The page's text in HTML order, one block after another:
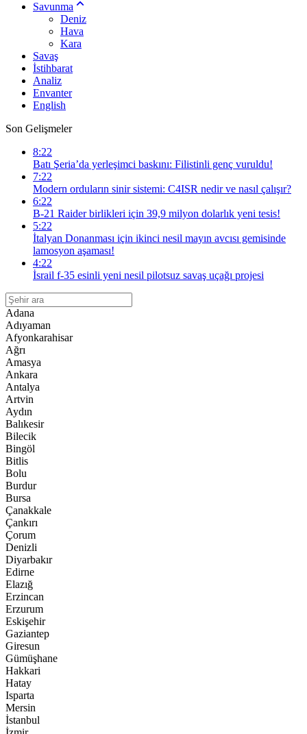
Savunma
Deniz
Hava
Kara
Savaş
İstihbarat
Analiz
Envanter
English
Son Gelişmeler
8:22
Batı Şeria’da yerleşimci baskını: Filistinli genç vuruldu!
7:22
Modern orduların sinir sistemi: C4ISR nedir ve nasıl çalışır?
6:22
B-21 Raider birlikleri için 39,9 milyon dolarlık yeni tesis!
5:22
İtalyan Donanması için ikinci nesil mayın avcısı gemisinde
lamosyon aşaması!
4:22
İsrail f-35 esinli yeni nesil pilotsuz savaş uçağı projesi
Adana
Adıyaman
Afyonkarahisar
Ağrı
Amasya
Ankara
Antalya
Artvin
Aydın
Balıkesir
Bilecik
Bingöl
Bitlis
Bolu
Burdur
Bursa
Çanakkale
Çankırı
Çorum
Denizli
Diyarbakır
Edirne
Elazığ
Erzincan
Erzurum
Eskişehir
Gaziantep
Giresun
Gümüşhane
Hakkari
Hatay
Isparta
Mersin
İstanbul